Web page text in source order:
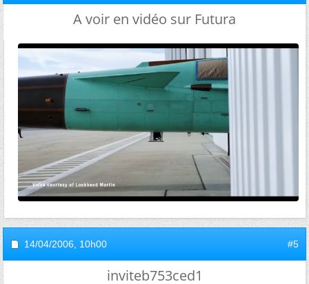
A voir en vidéo sur Futura
14/04/2006, 10h00 #5
inviteb753ced1